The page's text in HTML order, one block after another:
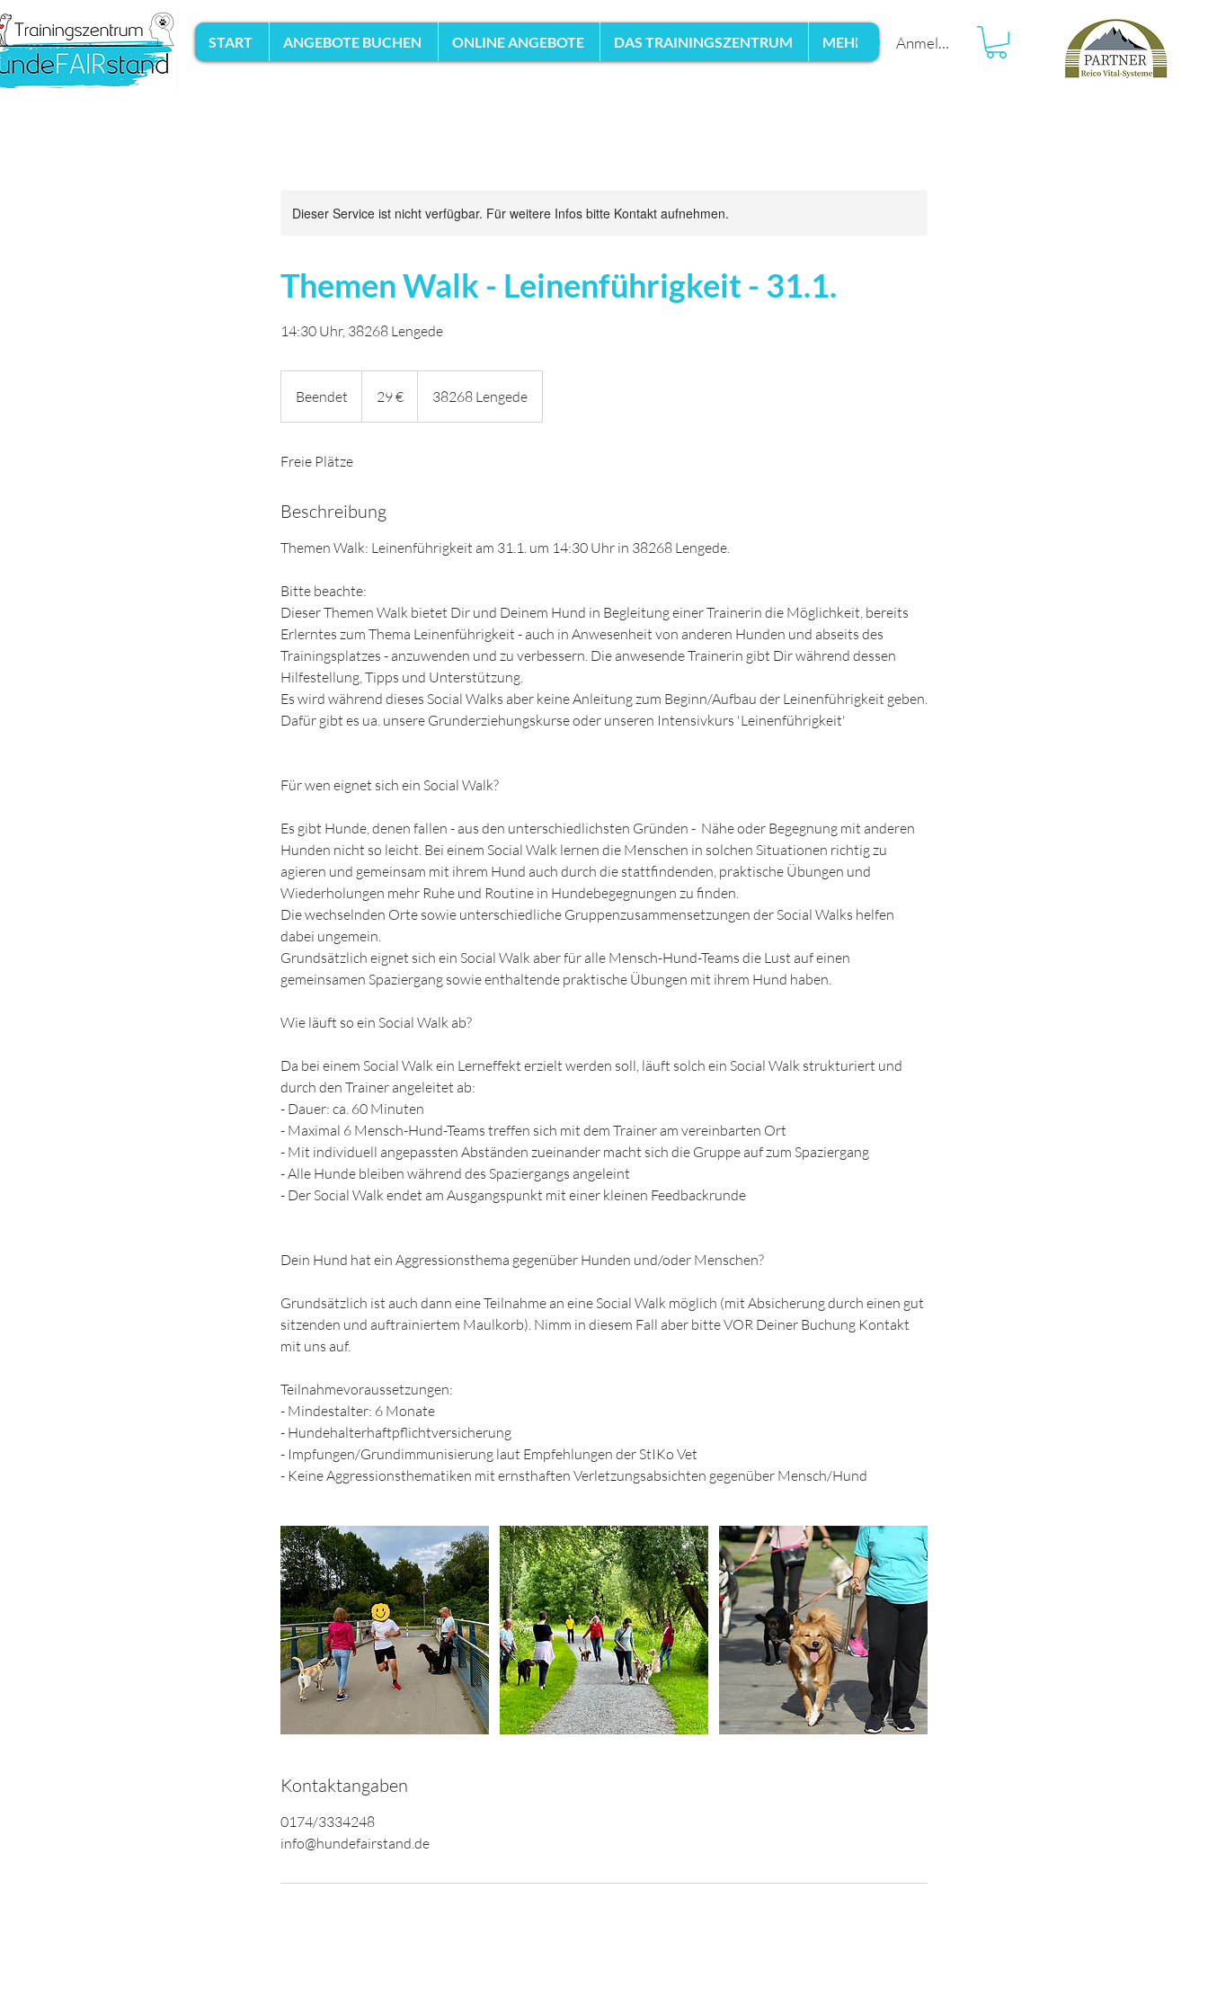
START ANGEBOTE BUCHEN ONLINE ANGEBOTE DAS TRAININGSZENTRUM MEHR Anmelden
Dieser Service ist nicht verfügbar. Für weitere Infos bitte Kontakt aufnehmen.
Themen Walk - Leinenführigkeit - 31.1.
14:30 Uhr, 38268 Lengede
Beendet
e
n
e
29 € 38268 Lengede
Freie Plätze
Beschreibung
Themen Walk: Leinenführigkeit am 31.1. um 14:30 Uhr in 38268 Lengede.
Bitte beachte:
Dieser Themen Walk bietet Dir und Deinem Hund in Begleitung einer Trainerin die Möglichkeit, bereits
Erlerntes zum Thema Leinenführigkeit - auch in Anwesenheit von anderen Hunden und abseits des
Trainingsplatzes - anzuwenden und zu verbessern. Die anwesende Trainerin gibt Dir während dessen
Hilfestellung, Tipps und Unterstützung.
Es wird während dieses Social Walks aber keine Anleitung zum Beginn/Aufbau der Leinenführigkeit geben.
Dafür gibt es ua. unsere Grunderziehungskurse oder unseren Intensivkurs 'Leinenführigkeit'
Für wen eignet sich ein Social Walk?
Es gibt Hunde, denen fallen - aus den unterschiedlichsten Gründen - Nähe oder Begegnung mit anderen
Hunden nicht so leicht. Bei einem Social Walk lernen die Menschen in solchen Situationen richtig zu
agieren und gemeinsam mit ihrem Hund auch durch die stattfindenden, praktische Übungen und
Wiederholungen mehr Ruhe und Routine in Hundebegegnungen zu finden.
Die wechselnden Orte sowie unterschiedliche Gruppenzusammensetzungen der Social Walks helfen
dabei ungemein.
Grundsätzlich eignet sich ein Social Walk aber für alle Mensch-Hund-Teams die Lust auf einen
gemeinsamen Spaziergang sowie enthaltende praktische Übungen mit ihrem Hund haben.
Wie läuft so ein Social Walk ab?
Da bei einem Social Walk ein Lerneffekt erzielt werden soll, läuft solch ein Social Walk strukturiert und
durch den Trainer angeleitet ab:
- Dauer: ca. 60 Minuten
- Maximal 6 Mensch-Hund-Teams treffen sich mit dem Trainer am vereinbarten Ort
- Mit individuell angepassten Abständen zueinander macht sich die Gruppe auf zum Spaziergang
- Alle Hunde bleiben während des Spaziergangs angeleint
- Der Social Walk endet am Ausgangspunkt mit einer kleinen Feedbackrunde
Dein Hund hat ein Aggressionsthema gegenüber Hunden und/oder Menschen?
Grundsätzlich ist auch dann eine Teilnahme an eine Social Walk möglich (mit Absicherung durch einen gut
sitzenden und auftrainiertem Maulkorb). Nimm in diesem Fall aber bitte VOR Deiner Buchung Kontakt
mit uns auf.
Teilnahmevoraussetzungen:
- Mindestalter: 6 Monate
- Hundehalterhaftpflichtversicherung
- Impfungen/Grundimmunisierung laut Empfehlungen der StIKo Vet
- Keine Aggressionsthematiken mit ernsthaften Verletzungsabsichten gegenüber Mensch/Hund
Kontaktangaben
0174/3334248
info@hundefairstand.de